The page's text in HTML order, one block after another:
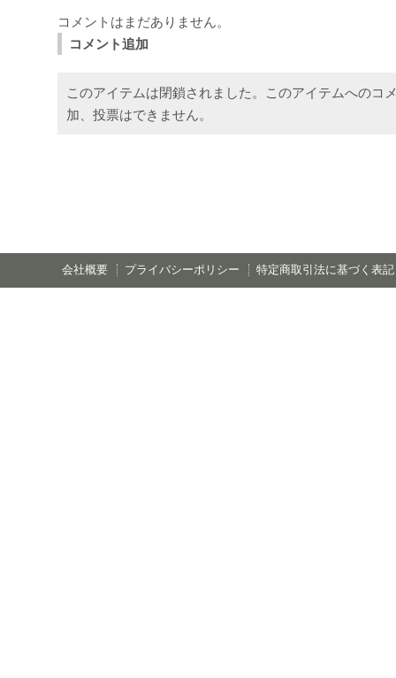
コメントはまだありません。
コメント追加
このアイテムは閉鎖されました。このアイテムへのコ
加、投票はできません。
会社概要 プライバシーポリシー 特定商取引法に基づく表記